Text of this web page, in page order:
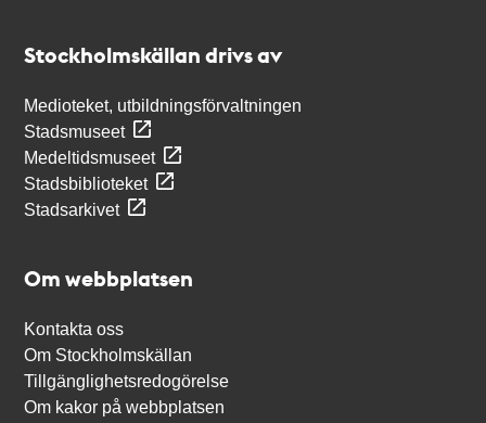
Stockholmskällan drivs av
Medioteket, utbildningsförvaltningen
Stadsmuseet
Medeltidsmuseet
Stadsbiblioteket
Stadsarkivet
Om webbplatsen
Kontakta oss
Om Stockholmskällan
Tillgänglighetsredogörelse
Om kakor på webbplatsen